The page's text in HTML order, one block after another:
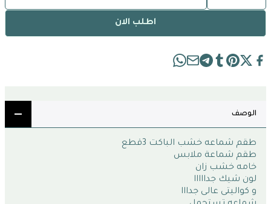
اطلب الان
الوصف
طقم شماعه خشب الباكت 3قطع
طقم شماعة ملابس
خامه خشب زان
لون شيك جدااااا
و كواليتى عالى جدااا